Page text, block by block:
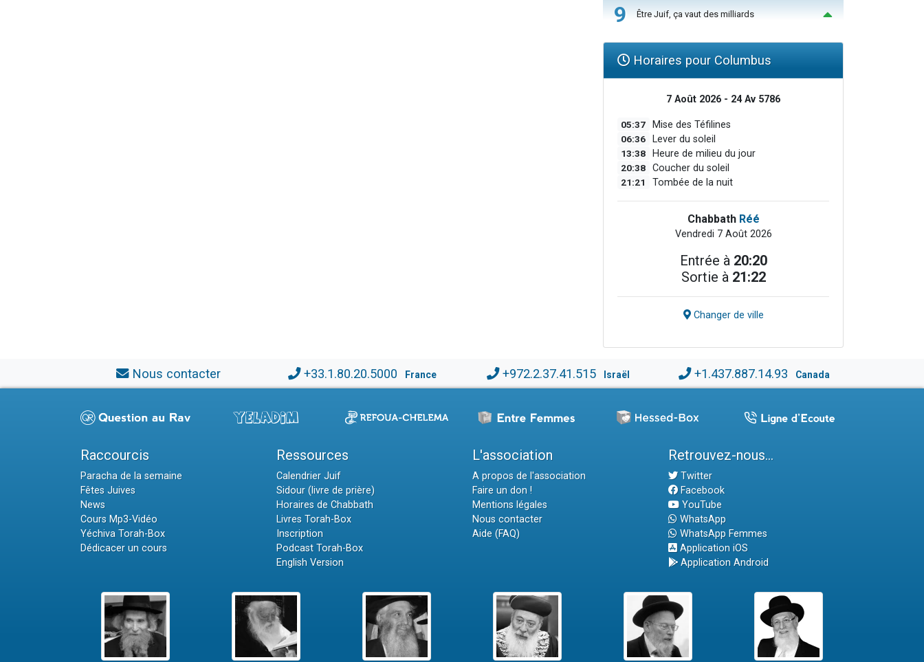
9 Être Juif, ça vaut des milliards
Horaires pour Columbus
7 Août 2026 - 24 Av 5786
05:37 Mise des Téfilines
06:36 Lever du soleil
13:38 Heure de milieu du jour
20:38 Coucher du soleil
21:21 Tombée de la nuit
Chabbath Réé
Vendredi 7 Août 2026
Entrée à 20:20
Sortie à 21:22
Changer de ville
Nous contacter +33.1.80.20.5000 France +972.2.37.41.515 Israël +1.437.887.14.93 Canada
Raccourcis
Paracha de la semaine
Fêtes Juives
News
Cours Mp3-Vidéo
Yéchiva Torah-Box
Dédicacer un cours
Ressources
Calendrier Juif
Sidour (livre de prière)
Horaires de Chabbath
Livres Torah-Box
Inscription
Podcast Torah-Box
English Version
L'association
A propos de l'association
Faire un don !
Mentions légales
Nous contacter
Aide (FAQ)
Retrouvez-nous...
Twitter
Facebook
YouTube
WhatsApp
WhatsApp Femmes
Application iOS
Application Android